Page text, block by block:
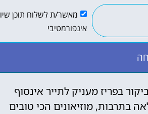
מאשר/ת לשלוח תוכן
אינפורמטיבי
בפריז מעניק לתייר אינסוף
בתרבות, מוזיאונים הכי טובים